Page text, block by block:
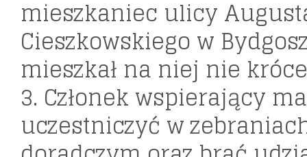
mieszkaniec ulicy
Cieszkowskiego w
mieszkał na niej nie
3. Członek wspierający
uczestniczyć w